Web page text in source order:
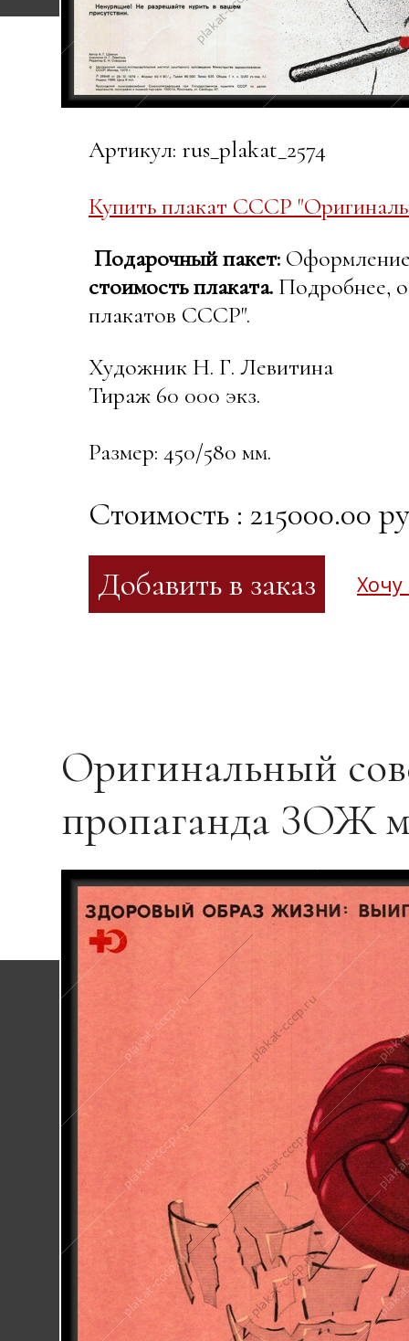
Артикул: rus_plakat_2574
Купить плакат СССР
Подарочный пакет: Оформление
стоимость плаката. Подробнее,
плакатов СССР".
Художник Н. Г. Левитина
Тираж 60 000 экз.
Размер: 450/580 мм.
Стоимость : 215000.00
Хочу
Оригинальный
пропаганда ЗОЖ